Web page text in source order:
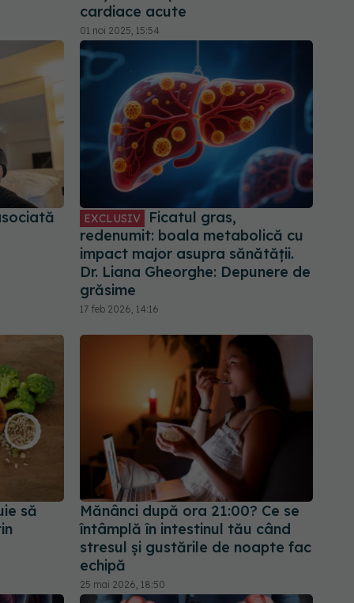
cardiace acute
01 noi 2025, 15:54
EXCLUSIV
Ficatul gras,
redenumit: boala metabolică cu
impact major asupra sănătății.
Dr. Liana Gheorghe: Depunere de
grăsime
17 feb 2026, 14:16
să
Mănânci după ora 21:00? Ce se
întâmplă în intestinul tău când
stresul și gustările de noapte fac
echipă
25 mai 2026, 18:50